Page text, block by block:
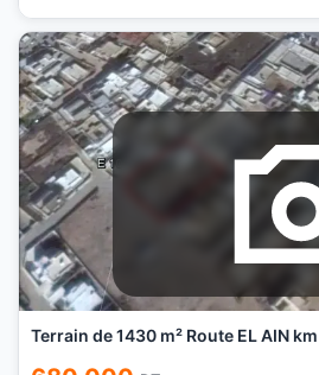
Terrain de 1430 m² Route EL AIN